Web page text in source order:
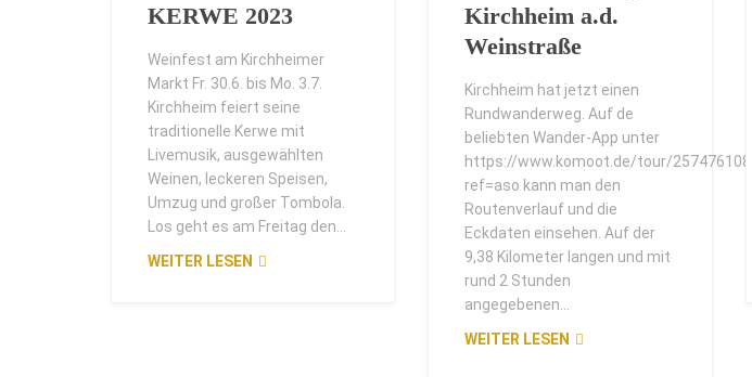
KERWE 2023
Weinfest am Kirchheimer
Markt Fr. 30.6. bis Mo. 3.7.
Kirchheim feiert seine
traditionelle Kerwe mit
Livemusik, ausgewählten
Weinen, leckeren Speisen,
Umzug und großer Tombola.
Los geht es am Freitag den...
WEITER LESEN
Kirchheim a.d.
Weinstraße
Kirchheim hat jetzt einen
Rundwanderweg. Auf de
beliebten Wander-App unter
https://www.komoot.de/tour/257476108?
ref=aso kann man den
Routenverlauf und die
Eckdaten einsehen. Auf der
9,38 Kilometer langen und mit
rund 2 Stunden
angegebenen...
WEITER LESEN